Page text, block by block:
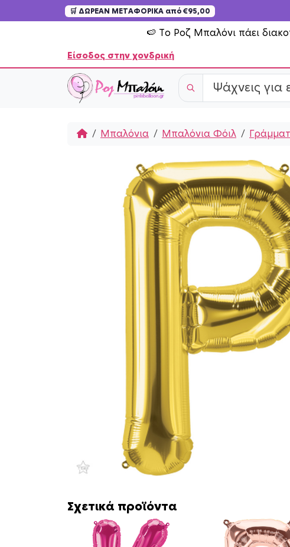
🛒 ΔΩΡΕΑΝ ΜΕΤΑΦΟΡΙΚΑ από €95,00
🍉 Το Ροζ Μπαλόνι πάει
Είσοδος στην χονδρική
HomeΜπαλόνια Μπαλόνια Φόιλ
Σχετικά προϊόντα